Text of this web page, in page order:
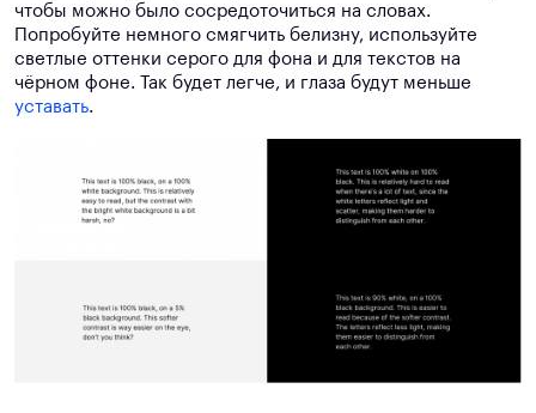
чтобы можно было сосредоточиться на словах.
Попробуйте немного смягчить белизну, используйте
светлые оттенки серого для фона и для текстов на
чёрном фоне. Так будет легче, и глаза будут меньше
уставать.